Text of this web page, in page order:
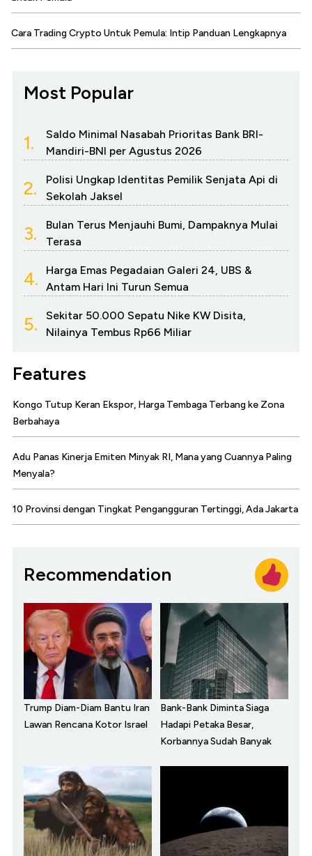
Cara Trading Crypto Untuk Pemula: Intip Panduan Lengkapnya
Most Popular
1.
Saldo Minimal Nasabah Prioritas Bank BRI-
Mandiri-BNI per Agustus 2026
2.
Polisi Ungkap Identitas Pemilik Senjata Api di
Sekolah Jaksel
3.
Bulan Terus Menjauhi Bumi, Dampaknya Mulai
Terasa
4.
Harga Emas Pegadaian Galeri 24, UBS &
Antam Hari Ini Turun Semua
5.
Sekitar 50.000 Sepatu Nike KW Disita,
Nilainya Tembus Rp66 Miliar
Features
Kongo Tutup Keran Ekspor, Harga Tembaga Terbang ke Zona
Berbahaya
Adu Panas Kinerja Emiten Minyak RI, Mana yang Cuannya Paling
Menyala?
10 Provinsi dengan Tingkat Pengangguran Tertinggi, Ada Jakarta
Recommendation
Trump Diam-Diam Bantu Iran
Lawan Rencana Kotor Israel
Bank-Bank Diminta Siaga
Hadapi Petaka Besar,
Korbannya Sudah Banyak